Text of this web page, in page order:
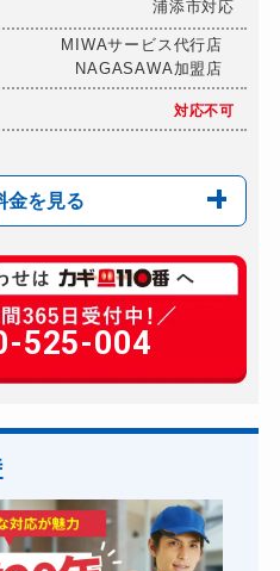
浦添市対応
MIWAサービス代行店
NAGASAWA加盟店
対応不可
金を見る
550円(税込)～
別途お見積り
別途お見積り
要確認
要確認
525-004